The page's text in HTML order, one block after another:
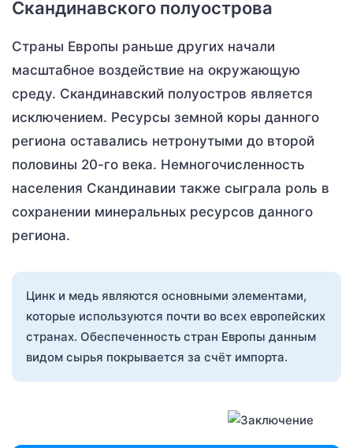
Скандинавского полуострова
Страны Европы раньше других начали
масштабное воздействие на окружающую
среду. Скандинавский полуостров является
исключением. Ресурсы земной коры данного
региона оставались нетронутыми до второй
половины 20-го века. Немногочисленность
населения Скандинавии также сыграла роль в
сохранении минеральных ресурсов данного
региона.
Цинк и медь являются основными элементами,
которые используются почти во всех европейских
странах. Обеспеченность стран Европы данным
видом сырья покрывается за счёт импорта.